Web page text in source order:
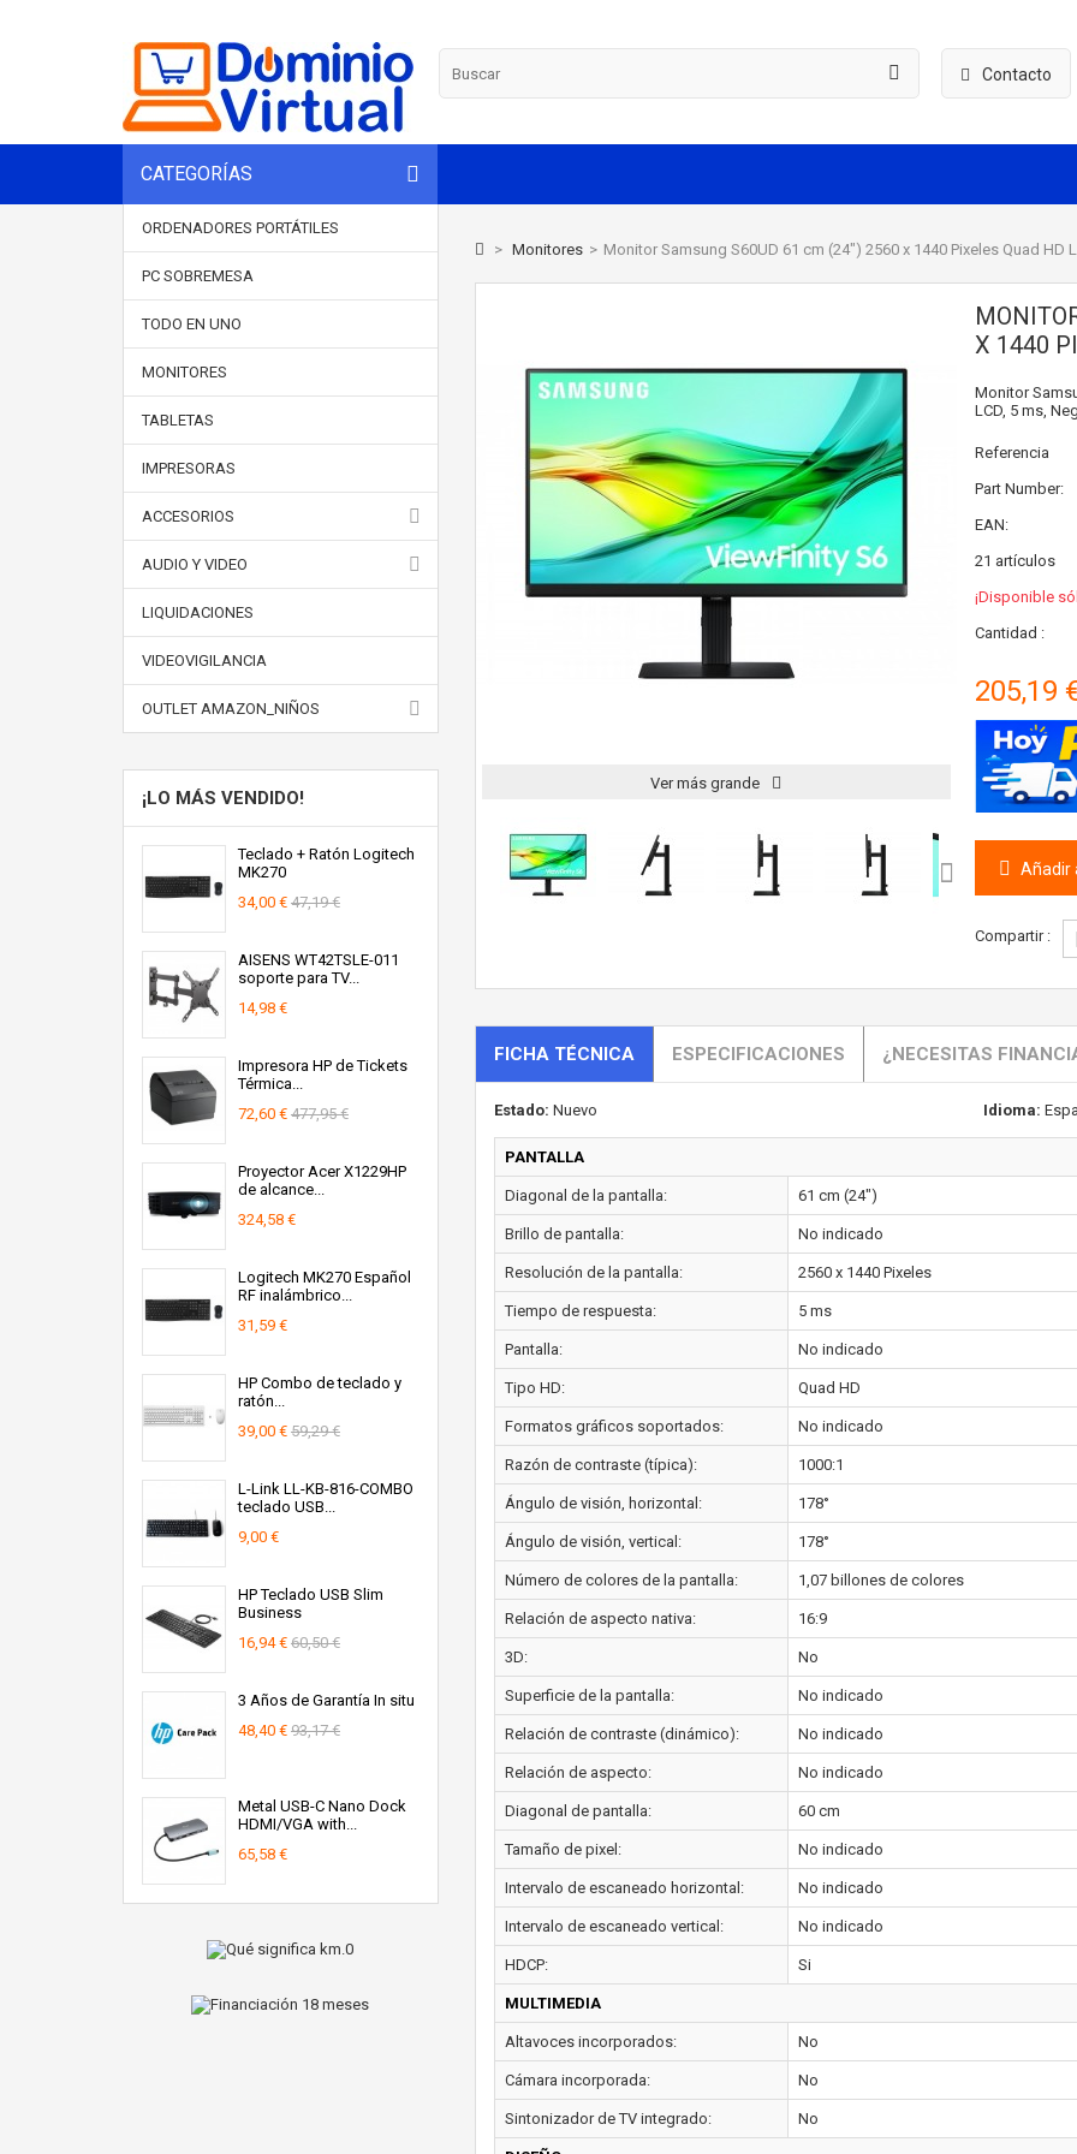
Contacto
CATEGORÍAS
ORDENADORES PORTÁTILES
PC SOBREMESA
TODO EN UNO
MONITORES
TABLETAS
IMPRESORAS
ACCESORIOS
AUDIO Y VIDEO
LIQUIDACIONES
VIDEOVIGILANCIA
OUTLET AMAZON_NIÑOS
¡LO MÁS VENDIDO!
Teclado + Ratón Logitech
MK270
34,00 € 47,19 €
AISENS WT42TSLE-011
soporte para TV...
14,98 €
Impresora HP de Tickets
Térmica...
72,60 € 477,95 €
Proyector Acer X1229HP
de alcance...
324,58 €
Logitech MK270 Español
RF inalámbrico...
31,59 €
HP Combo de teclado y
ratón...
39,00 € 59,29 €
L-Link LL-KB-816-COMBO
teclado USB...
9,00 €
HP Teclado USB Slim
Business
16,94 € 60,50 €
3 Años de Garantía In situ
48,40 € 93,17 €
Metal USB-C Nano Dock
HDMI/VGA with...
65,58 €
> Monitores > Monitor Samsung S60UD 61 cm (24") 2560 x 1440 Pixeles Quad HD
Ver más grande
X 1440
Monitor
LCD, 5 ms,
Referencia
Part Number:
EAN:
21 artículos
¡Disponible
Cantidad :
205,19
Añadir
Compartir :
FICHA TÉCNICA ESPECIFICACIONES ¿NECESITAS
Estado: Nuevo Idioma:
PANTALLA
Diagonal de la pantalla: 61 cm (24")
Brillo de pantalla: No indicado
Resolución de la pantalla: 2560 x 1440 Pixeles
Tiempo de respuesta: 5 ms
Pantalla: No indicado
Tipo HD: Quad HD
Formatos gráficos soportados: No indicado
Razón de contraste (típica): 1000:1
Ángulo de visión, horizontal: 178°
Ángulo de visión, vertical: 178°
Número de colores de la pantalla: 1,07 billones de colores
Relación de aspecto nativa: 16:9
3D: No
Superficie de la pantalla: No indicado
Relación de contraste (dinámico): No indicado
Relación de aspecto: No indicado
Diagonal de pantalla: 60 cm
Tamaño de pixel: No indicado
Intervalo de escaneado horizontal: No indicado
Intervalo de escaneado vertical: No indicado
HDCP: Si
MULTIMEDIA
Altavoces incorporados: No
Cámara incorporada: No
Sintonizador de TV integrado: No